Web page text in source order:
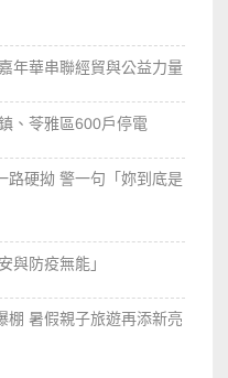
年華串聯經貿與公益力量
、苓雅區600戶停電
路硬拗 警一句「妳到底是
與防疫無能」
棚 暑假親子旅遊再添新亮